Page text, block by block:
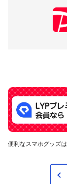
便利なスマホグッズは